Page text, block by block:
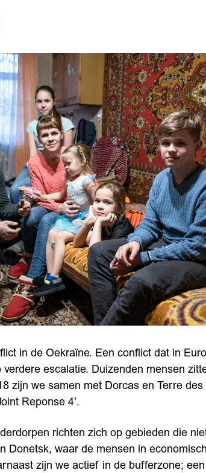
in de Oekraïne. Een conflict dat in
escalatie. Duizenden mensen
zijn we samen met Dorcas en Terre
Reponse 4’.
richten zich op gebieden die
Donetsk, waar de mensen in
zijn we actief in de bufferzone;